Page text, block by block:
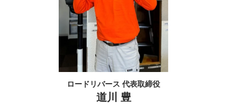
ロードリバース 代表取締役
道川 豊